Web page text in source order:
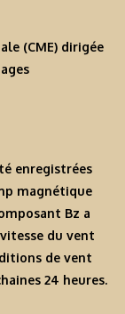
(CME) dirigée
enregistrées
magnétique
Bz a
du vent
de vent
24 heures.